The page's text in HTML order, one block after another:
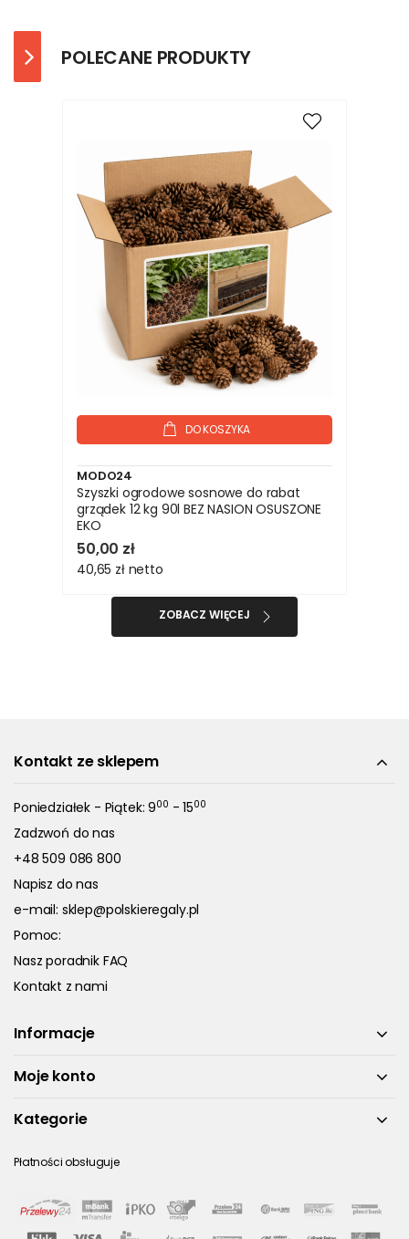
POLECANE PRODUKTY
DO KOSZYKA
MODO24
Szyszki ogrodowe sosnowe do rabat
grządek 12 kg 90l BEZ NASION OSUSZONE
EKO
50,00 zł
40,65 zł netto
ZOBACZ WIĘCEJ
Kontakt ze sklepem
Poniedziałek - Piątek: 900 - 1500
Zadzwoń do nas
+48 509 086 800
Napisz do nas
e-mail: sklep@polskieregaly.pl
Pomoc:
Nasz poradnik FAQ
Kontakt z nami
Informacje
Moje konto
Kategorie
Płatności obsługuje